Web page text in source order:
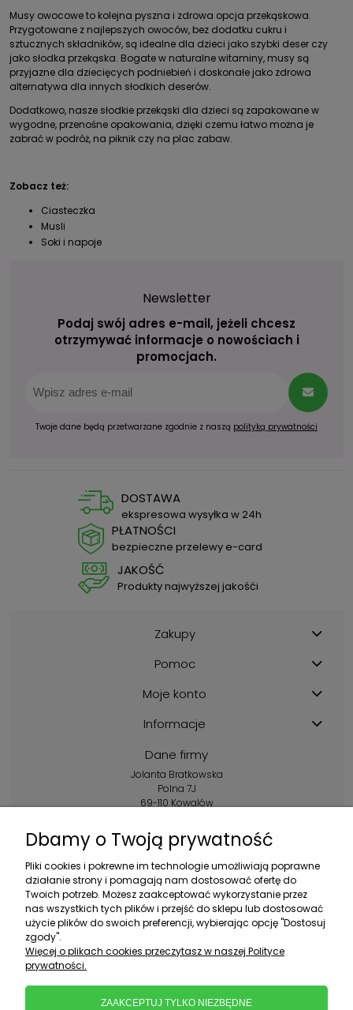
Musy owocowe to kolejna pyszna i zdrowa opcja przekąskowa.
Przygotowane z najlepszych owoców, bez dodatku cukru i
sztucznych składników, są idealne dla dzieci jako szybki deser czy
jako słodka przekąska. Bogate w naturalne witaminy, musy są
przyjazne dla dziecięcych podniebień i doskonałe jako zdrowa
alternatywa dla innych słodkich deserów.
Dodatkowo, nasze słodkie przekąski dla dzieci są zapakowane w
wygodne, przenośne opakowania, dzięki czemu łatwo można je
zabrać w podróż, na piknik czy na plac zabaw.
Zobacz też:
Ciasteczka
Musli
Soki i napoje
Newsletter
Podaj swój adres e-mail, jeżeli chcesz
otrzymywać informacje o nowościach i
promocjach.
Twoje dane będą przetwarzane zgodnie z naszą polityką prywatności
DOSTAWA
ekspresowa wysyłka w 24h
PŁATNOŚCI
bezpieczne przelewy e-card
JAKOŚĆ
Produkty najwyższej jakośći
Zakupy
Pomoc
Moje konto
Informacje
Dane firmy
Jolanta Bratkowska
Polna 7J
69-110 Kowalów
+48 602 356 983
pon.-pt.: 10:00-16:00
sklep@ebratek.pl
Dbamy o Twoją prywatność
Pliki cookies i pokrewne im technologie umożliwiają poprawne
działanie strony i pomagają nam dostosować ofertę do
Twoich potrzeb. Możesz zaakceptować wykorzystanie przez
nas wszystkich tych plików i przejść do sklepu lub dostosować
użycie plików do swoich preferencji, wybierając opcję "Dostosuj
zgody".
Więcej o plikach cookies przeczytasz w naszej Polityce
prywatności.
ZAAKCEPTUJ TYLKO NIEZBĘDNE